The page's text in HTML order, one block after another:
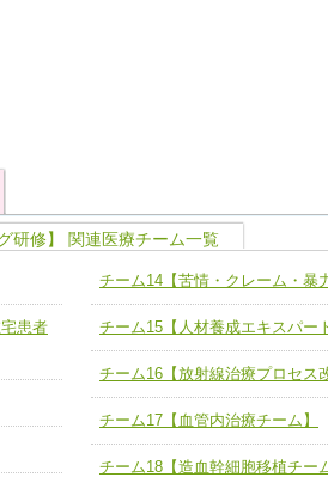
につ
ユニット４ 専門能力拡大・向上
各職種のスキルを拡大・向上さ
人材養成のためのマネジメント
在
チーム14【苦情・クレーム・暴
チーム15【人材養成エキスパー
研修】 関連医療チーム一覧
患者
チーム14【苦情・クレーム・暴
チーム15【人材養成エキスパー
チーム16【放射線治療プロセス
チーム17【血管内治療チーム】
チーム18【造血幹細胞移植チー